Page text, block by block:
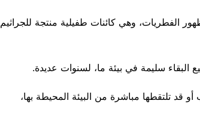
وهي كائنات طفيلية منتجة للجراثيم
البقاء سليمة في بيئة ما، لسنوات عديدة.
قد تلتقطها مباشرة من البيئة المحيطة بها،